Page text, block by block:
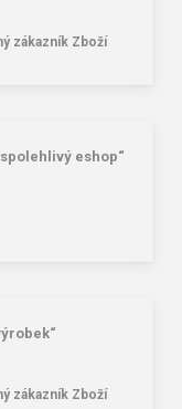
zákazník Zboží
eshop“
zákazník Zboží